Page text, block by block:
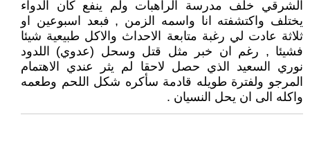
الشرقي خلف مدرسة الراهبات ولم ينفع كان الدواء
يختلف واكتشفته انا واسمه الزمن , فبعد اسبوعين او
ثلاثة عادت لي رغبة متابعة الاحداث والاكل طبيعية شيئا
فشيئا , رغم ان خبر مثل قتل وسحل (عدوي) اللدود
نوري السعيد الذي حصل لاحقا لم يثر عندي الاهتمام
المرجو ولفترة طويله قادمة سأكره شكل اللحم وطعمه
واكله الى ان يحل النسيان .